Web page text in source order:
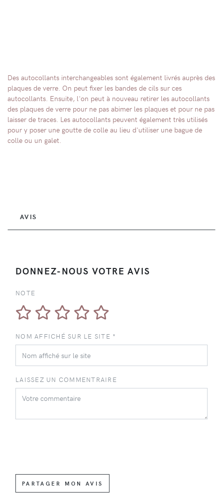
Des autocollants interchangeables sont également livrés auprès des
plaques de verre. On peut fixer les bandes de cils sur ces
autocollants. Ensuite, l'on peut à nouveau retirer les autocollants
des plaques de verre pour ne pas abimer les plaques et pour ne pas
laisser de traces. Les autocollants peuvent également très utilisés
pour y poser une goutte de colle au lieu d'utiliser une bague de
colle ou un galet.
AVIS
DONNEZ-NOUS VOTRE AVIS
NOTE
NOM AFFICHÉ SUR LE SITE *
LAISSEZ UN COMMENTRAIRE
PARTAGER MON AVIS